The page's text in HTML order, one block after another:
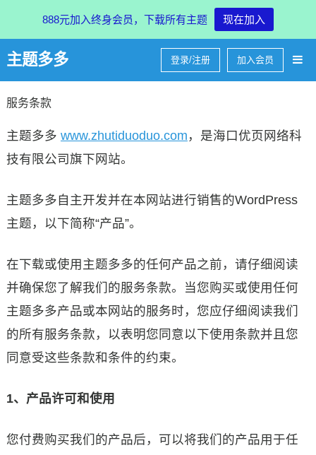
主题多多 登录/注册 加入会员
服务条款
主题多多 www.zhutiduoduo.com ，是海口优页网络科
技有限公司旗下网站。
主题多多自主开发并在本网站进行销售的WordPress
主题，以下简称“产品”。
在下载或使用主题多多的任何产品之前，请仔细阅读
并确保您了解我们的服务条款。当您购买或使用任何
主题多多产品或本网站的服务时，您应仔细阅读我们
的所有服务条款，以表明您同意以下使用条款并且您
同意受这些条款和条件的约束。
1、产品许可和使用
您付费购买我们的产品后，可以将我们的产品用于任
888元加入终身会员，下载所有主题 现在加入